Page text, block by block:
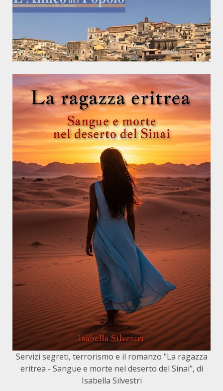
Servizi segreti, terrorismo e il romanzo "La ragazza
eritrea - Sangue e morte nel deserto del Sinai", di
Isabella Silvestri